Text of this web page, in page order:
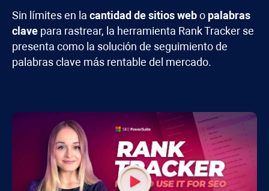
Sin límites en la cantidad de sitios webo palabras
clave para rastrear, la herramienta Rank Tracker se
presenta como la solución de seguimiento de
palabras clave más rentable del mercado.